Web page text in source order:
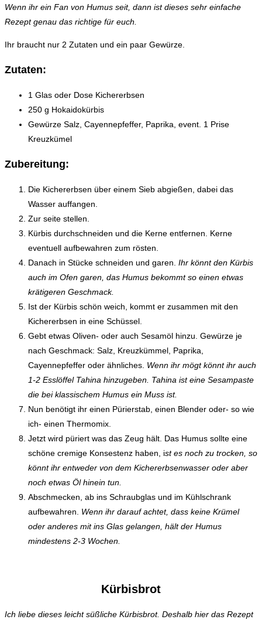
Wenn ihr ein Fan von Humus seit, dann ist dieses sehr einfache
Rezept genau das richtige für euch.
Ihr braucht nur 2 Zutaten und ein paar Gewürze.
Zutaten:
1 Glas oder Dose Kichererbsen
250 g Hokaidokürbis
Gewürze Salz, Cayennepfeffer, Paprika, event. 1 Prise
Kreuzkümel
Zubereitung:
Die Kichererbsen über einem Sieb abgießen, dabei das
Wasser auffangen.
Zur seite stellen.
Kürbis durchschneiden und die Kerne entfernen. Kerne
eventuell aufbewahren zum rösten.
Danach in Stücke schneiden und garen. Ihr könnt den Kürbis
auch im Ofen garen, das Humus bekommt so einen etwas
krätigeren Geschmack.
Ist der Kürbis schön weich, kommt er zusammen mit den
Kichererbsen in eine Schüssel.
Gebt etwas Oliven- oder auch Sesamöl hinzu. Gewürze je
nach Geschmack: Salz, Kreuzkümmel, Paprika,
Cayennepfeffer oder ähnliches. Wenn ihr mögt könnt ihr auch
1-2 Esslöffel Tahina hinzugeben. Tahina ist eine Sesampaste
die bei klassischem Humus ein Muss ist.
Nun benötigt ihr einen Pürierstab, einen Blender oder- so wie
ich- einen Thermomix.
Jetzt wird püriert was das Zeug hält. Das Humus sollte eine
schöne cremige Konsestenz haben, ist es noch zu trocken, so
könnt ihr entweder von dem Kichererbsenwasser oder aber
noch etwas Öl hinein tun.
Abschmecken, ab ins Schraubglas und im Kühlschrank
aufbewahren. Wenn ihr darauf achtet, dass keine Krümel
oder anderes mit ins Glas gelangen, hält der Humus
mindestens 2-3 Wochen.
Kürbisbrot
Ich liebe dieses leicht süßliche Kürbisbrot. Deshalb hier das Rezept